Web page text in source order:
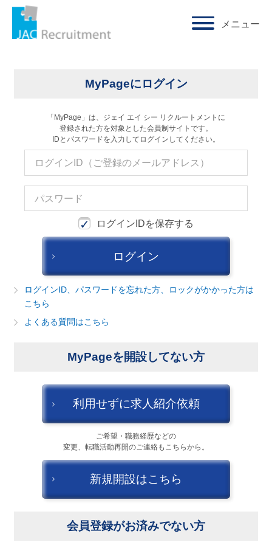
キャンセル ログアウト
お選びください
サービス(人材・ホテル・旅行・教育）
商社
流通（EC・運輸・小売）
消費財（食品・アパレル・トイレタリー）
建設・不動産
金融（銀行・証券・保険・投資）
電気・電機
コンピュータハード・周辺機器
半導体
メニュー
ホーム ログイン
MyPageにログイン
「MyPage」は、ジェイ エイ シー リクルートメントに
登録された方を対象とした会員制サイトです。
IDとパスワードを入力してログインしてください。
ログインIDを保存する
ログイン
ログインID、パスワードを忘れた方、ロックがかかった方は
こちら
よくある質問はこちら
MyPageを開設してない方
利用せずに求人紹介依頼
ご希望・職務経歴などの
変更、転職活動再開のご連絡もこちらから。
新規開設はこちら
会員登録がお済みでない方